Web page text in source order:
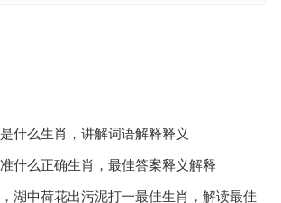
什么生肖，讲解词语解释释义
什么正确生肖，最佳答案释义解释
湖中荷花出污泥打一最佳生肖，解读最佳